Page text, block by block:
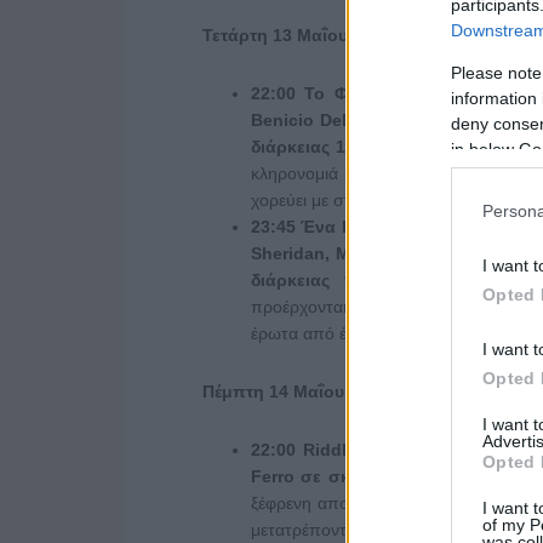
Please
information
deny
in below
I want
Opted
I want
Opted
I want
Opted
I want
of my
Τετάρτη 13 Μαΐου
22:00 Το Φοινικικό Σχέδιο (The
Benicio Del Toro, Willem Dafoe,
διάρκειας 111’
). Ένας σχολαστικός
κληρονομιά μπλέκονται, καθώς τα
χορεύει με στεγνό χιούμορ.
23:45 Ένα Καλοκαίρι (
) –
Sheridan, Michael Shannon,
διάρκειας 90’).
Στο επαρχιακό
προέρχονται από μη προνομιούχες
έρωτα από έναν μυστηριώδη φυγά…
Πέμπτη 14 Μαΐου
22:00 Riddle – Κωμική
Ferro σε σκηνοθεσία του Weston
ξέφρενη αποστολή μέσα σε δάση με
μετατρέποντας μια απλή δουλειά σε